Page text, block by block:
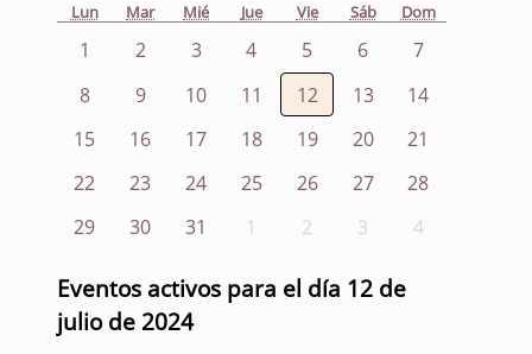
Lun Mar Mié Jue Vie Sáb Dom
1 2 3 4 5 6
7
8
9 10 11 12 13
14
15
16 17 18 19 20
21
22
23 24 25 26 27
28
29
30 31 1 2 3 4
Eventos activos para el día 12 de
julio de 2024